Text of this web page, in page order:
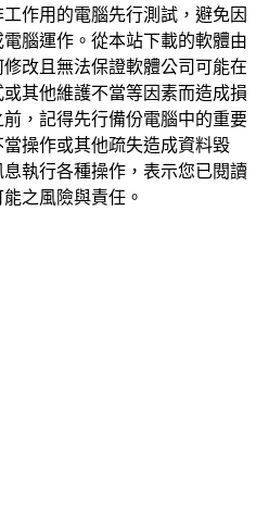
作用的電腦先行測試，避免因
腦運作。從本站下載的軟體由
改且無法保證軟體公司可能在
其他維護不當等因素而造成損
，記得先行備份電腦中的重要
操作或其他疏失造成資料毀
執行各種操作，表示您已閱讀
之風險與責任。